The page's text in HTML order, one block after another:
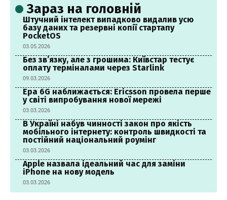
Зараз на головній
Штучний інтелект випадково видалив усю
базу даних та резервні копії стартапу
PocketOS
03.05.2026
Без зв’язку, але з грошима: Київстар тестує
оплату терміналами через Starlink
09.03.2026
Ера 6G наближається: Ericsson провела перше
у світі випробування нової мережі
03.03.2026
В Україні набув чинності закон про якість
мобільного інтернету: контроль швидкості та
постійний національний роумінг
03.03.2026
Apple назвала ідеальний час для заміни
iPhone на нову модель
03.03.2026